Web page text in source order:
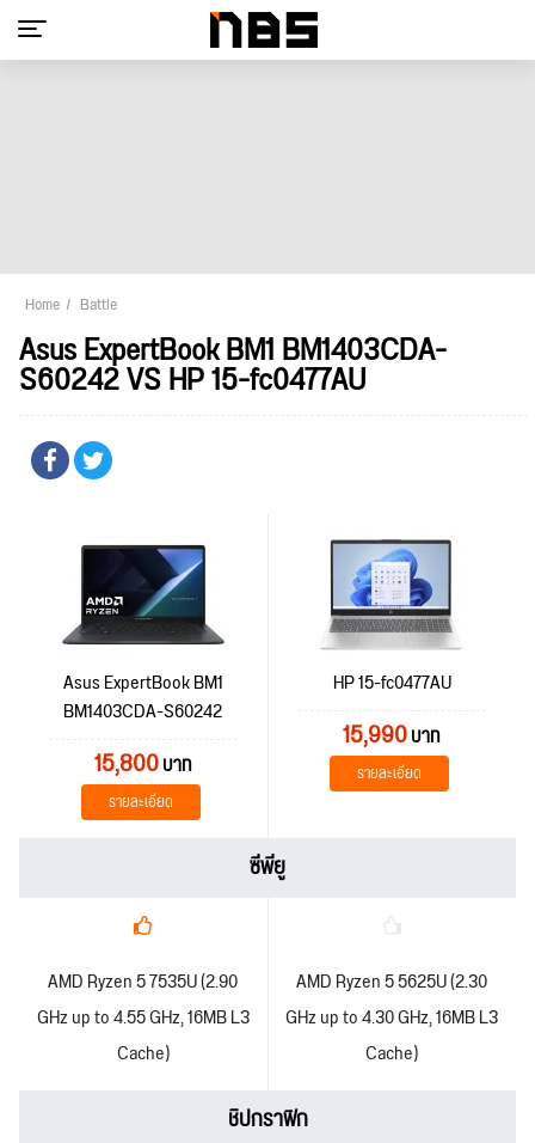
Home Battle
Asus ExpertBook BM1 BM1403CDA-
S60242 VS HP 15-fc0477AU
Asus ExpertBook BM1
BM1403CDA-S60242
15,800บาท
รายละเอียด
HP 15-fc0477AU
15,990บาท
รายละเอียด
ซีพียู
AMD Ryzen 5 7535U (2.90
GHz up to 4.55 GHz, 16MB L3
Cache)
AMD Ryzen 5 5625U (2.30
GHz up to 4.30 GHz, 16MB L3
Cache)
ชิปกราฟิก